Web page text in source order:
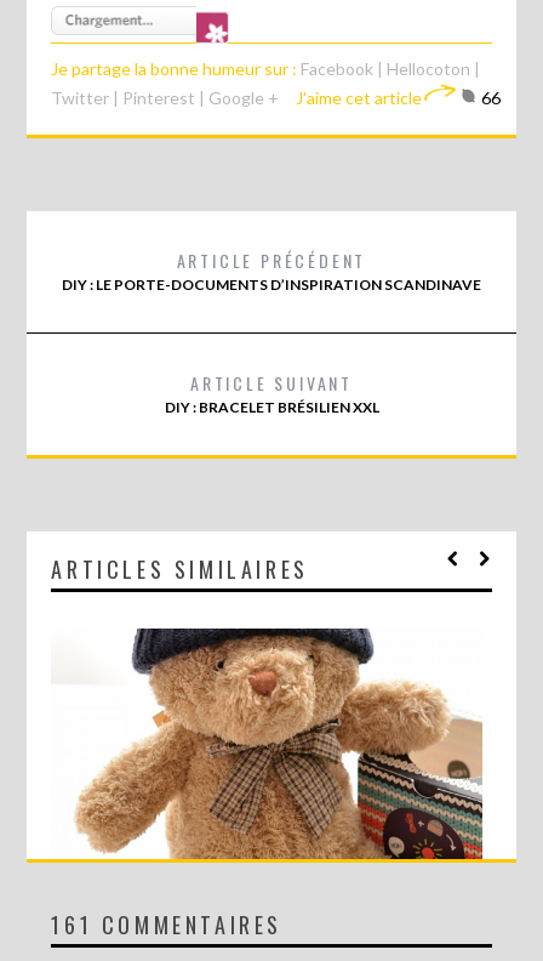
Je partage la bonne humeur sur : Facebook | Hellocoton |
Twitter | Pinterest | Google + J'aime cet article 66
ARTICLE PRÉCÉDENT
DIY : LE PORTE-DOCUMENTS D’INSPIRATION SCANDINAVE
ARTICLE SUIVANT
DIY : BRACELET BRÉSILIEN XXL
ARTICLES SIMILAIRES
CONCOURS AVEC SERGENT MAJOR
161 COMMENTAIRES